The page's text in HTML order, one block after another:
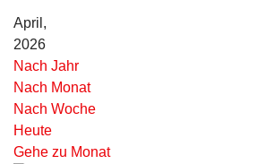
April,
2026
Nach Jahr
Nach Monat
Nach Woche
Heute
Gehe zu Monat